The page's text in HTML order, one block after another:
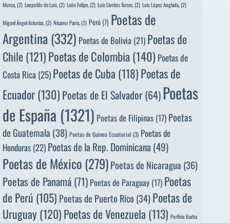
Murua, (2) Leopoldo de Luis, (2) León Felipe, (2) Luis Llorèns Torres, (2) Luis López Anglada, (2)
Miguel Ángel Asturias, (2) Nicanor Parra, (2) Perú (7) Poetas de
Argentina (332) Poetas de Bolivia (21) Poetas de
Chile(121)Poetas de Colombia(140) Poetas de
Costa Rica(25)Poetas de Cuba (118)Poetas de
Ecuador(130) Poetas de El Salvador(64)Poetas
de España (1321) Poetas de Filipinas (17) Poetas
de Guatemala (38) Poetas de Guinea Ecuatorial (3) Poetas de
Honduras (22) Poetas de la Rep. Dominicana (49)
Poetas de México(279)Poetas de Nicaragua (36)
Poetas de Panamá (71) Poetas de Paraguay (17) Poetas
de Perú (105) Poetas de Puerto Rico (34) Poetas de
Uruguay(120)Poetas de Venezuela (113) Porfirio Barba